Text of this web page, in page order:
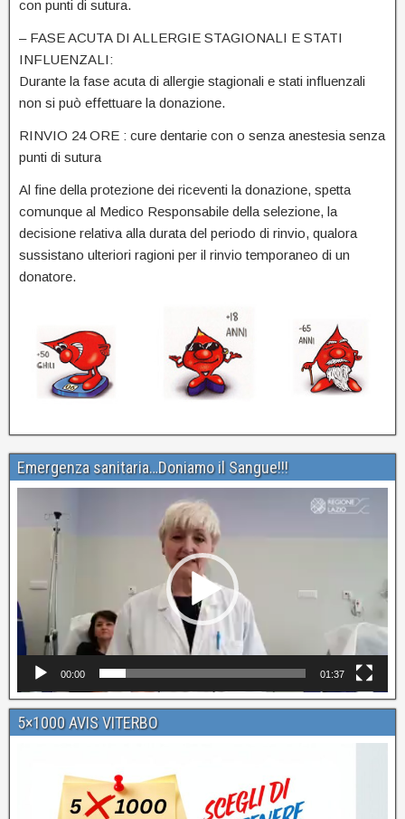
con punti di sutura.
– FASE ACUTA DI ALLERGIE STAGIONALI E STATI
INFLUENZALI:
Durante la fase acuta di allergie stagionali e stati influenzali
non si può effettuare la donazione.
RINVIO 24 ORE : cure dentarie con o senza anestesia senza
punti di sutura
Al fine della protezione dei riceventi la donazione, spetta
comunque al Medico Responsabile della selezione, la
decisione relativa alla durata del periodo di rinvio, qualora
sussistano ulteriori ragioni per il rinvio temporaneo di un
donatore.
Emergenza sanitaria…Doniamo il Sangue!!!
Player
00:00 01:37
5×1000 AVIS VITERBO